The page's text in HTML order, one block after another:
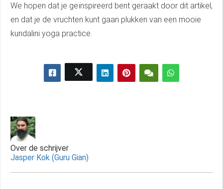
We hopen dat je geïnspireerd bent geraakt door dit artikel,
en dat je de vruchten kunt gaan plukken van een mooie
kundalini yoga practice.
Over de schrijver
Jasper Kok (Guru Gian)